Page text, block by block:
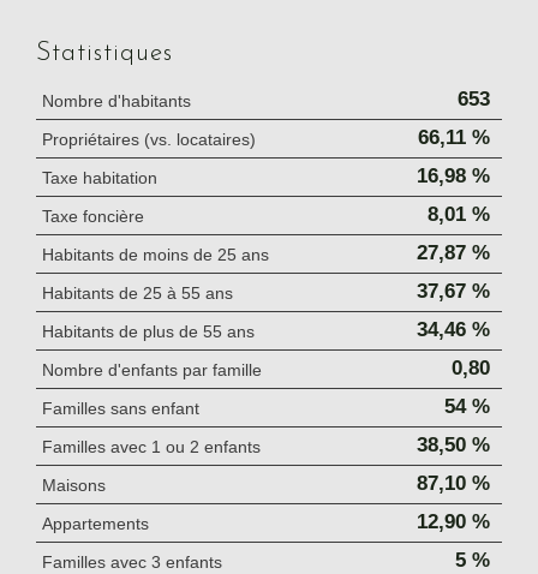
Statistiques
Nombre d'habitants 653
Propriétaires (vs. locataires) 66,11 %
Taxe habitation 16,98 %
Taxe foncière 8,01 %
Habitants de moins de 25 ans 27,87 %
Habitants de 25 à 55 ans 37,67 %
Habitants de plus de 55 ans 34,46 %
Nombre d'enfants par famille 0,80
Familles sans enfant 54 %
Familles avec 1 ou 2 enfants 38,50 %
Maisons 87,10 %
Appartements 12,90 %
Familles avec 3 enfants 5 %